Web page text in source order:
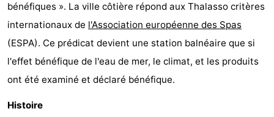
bénéfiques ». La ville côtière répond aux Thalasso critères
internationaux de l'Association européenne des Spas
(ESPA). Ce prédicat devient une station balnéaire que si
l'effet bénéfique de l'eau de mer, le climat, et les produits
ont été examiné et déclaré bénéfique.
Histoire